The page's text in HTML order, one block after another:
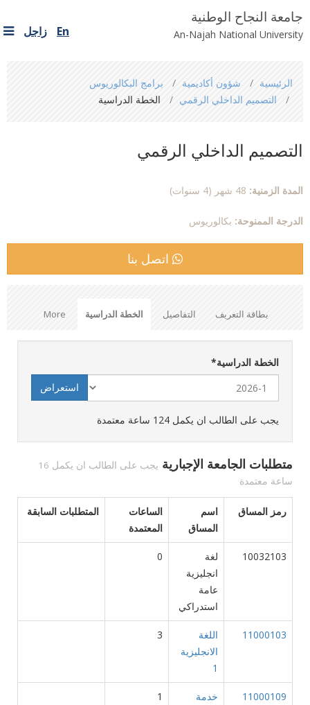
جامعة النجاح الوطنية
An-Najah National University
En زاجل
are
الرئيسية شؤون أكاديمية
برامج البكالوريوس
التصميم الداخلي الرقمي
الخطة الدراسية
التصميم الداخلي الرقمي
المدة الزمنية:
الدرجة الممنوحة: بكالوريوس
اتصل بنا
بطاقة التعريف التفاصيل الخطة الدراسية More
الخطة الدراسية*
يجب على الطالب ان يكمل 124 ساعة معتمدة
متطلبات الجامعة الإجبارية
يجب على الطالب ان يكمل 16
ساعة معتمدة
رمز المساق
اسم
المساق
الساعات
المعتمدة
المتطلبات السابقة
10032103
لغة
انجليزية
عامة
استدراكي
0
11000103
اللغة
الانجليزية
1
3
11000109
خدمة
1